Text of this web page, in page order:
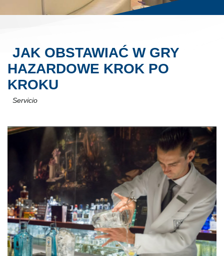
JAK OBSTAWIAĆ W GRY
HAZARDOWE KROK PO
KROKU
Servicio